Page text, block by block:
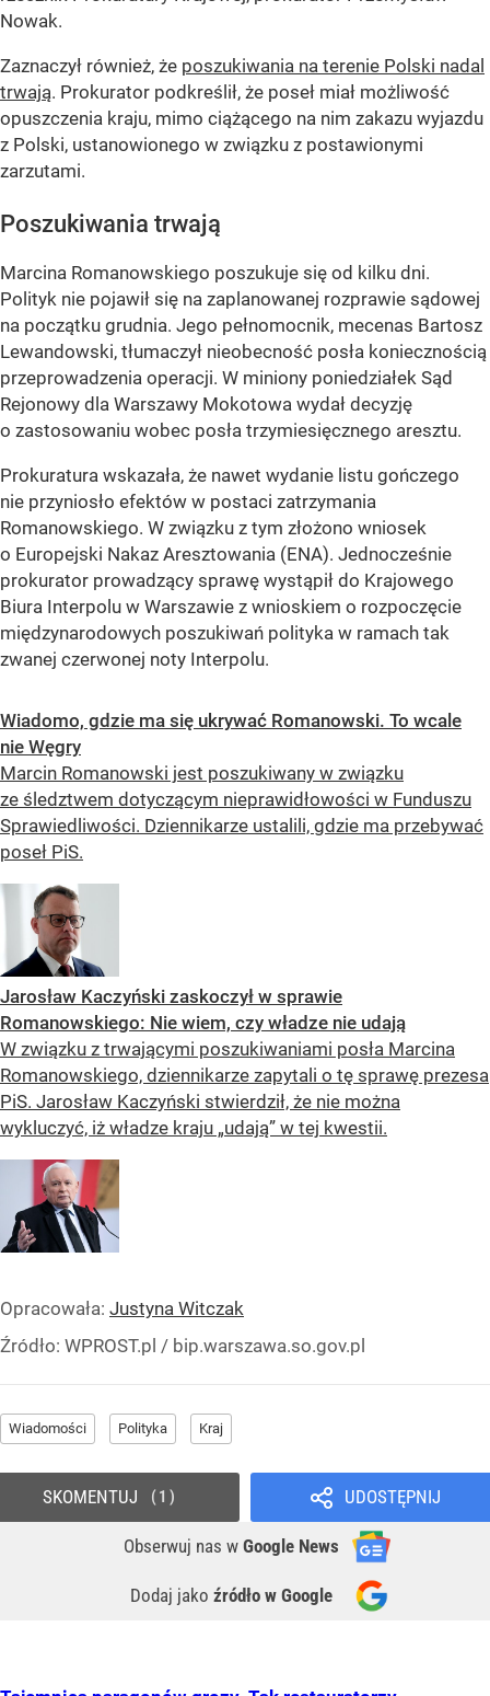
Nowak.
Zaznaczył również, że poszukiwania na terenie Polski nadal
trwają. Prokurator podkreślił, że poseł miał możliwość
opuszczenia kraju, mimo ciążącego na nim zakazu wyjazdu
z Polski, ustanowionego w związku z postawionymi
zarzutami.
Poszukiwania trwają
Marcina Romanowskiego poszukuje się od kilku dni.
Polityk nie pojawił się na zaplanowanej rozprawie sądowej
na początku grudnia. Jego pełnomocnik, mecenas Bartosz
Lewandowski, tłumaczył nieobecność posła koniecznością
przeprowadzenia operacji. W miniony poniedziałek Sąd
Rejonowy dla Warszawy Mokotowa wydał decyzję
o zastosowaniu wobec posła trzymiesięcznego aresztu.
Prokuratura wskazała, że nawet wydanie listu gończego
nie przyniosło efektów w postaci zatrzymania
Romanowskiego. W związku z tym złożono wniosek
o Europejski Nakaz Aresztowania (ENA). Jednocześnie
prokurator prowadzący sprawę wystąpił do Krajowego
Biura Interpolu w Warszawie z wnioskiem o rozpoczęcie
międzynarodowych poszukiwań polityka w ramach tak
zwanej czerwonej noty Interpolu.
Wiadomo, gdzie ma się ukrywać Romanowski. To wcale
nie Węgry
Marcin Romanowski jest poszukiwany w związku
ze śledztwem dotyczącym nieprawidłowości w Funduszu
Sprawiedliwości. Dziennikarze ustalili, gdzie ma przebywać
poseł PiS.
Jarosław Kaczyński zaskoczył w sprawie
Romanowskiego: Nie wiem, czy władze nie udają
W związku z trwającymi poszukiwaniami posła Marcina
Romanowskiego, dziennikarze zapytali o tę sprawę prezesa
PiS. Jarosław Kaczyński stwierdził, że nie można
wykluczyć, iż władze kraju „udają” w tej kwestii.
Opracowała: Justyna Witczak
Źródło: WPROST.pl / bip.warszawa.so.gov.pl
Wiadomości Polityka Kraj
UDOSTĘPNIJ
Obserwuj nas w Google News
Dodaj jako źródło w Google
SKOMENTUJ 1